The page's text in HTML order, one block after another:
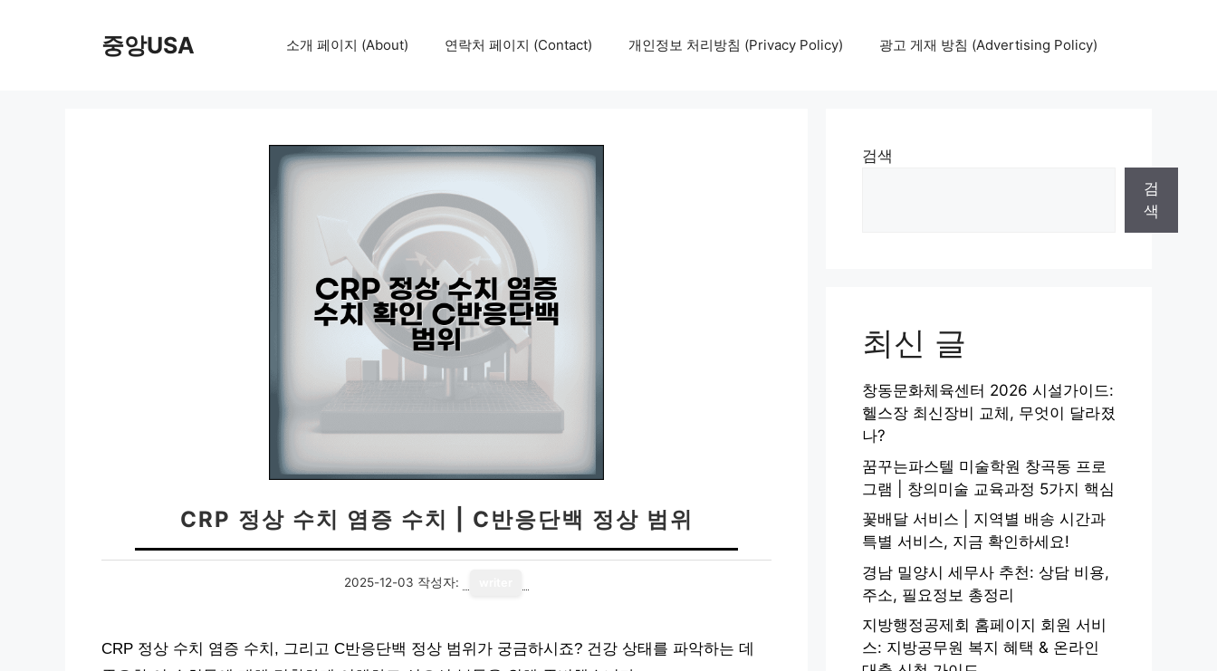
중앙USA 소개 페이지 (About) 연락처 페이지 (Contact) 개인정보 처리방침 (Privacy Policy) 광고 게재 방침 (Advertising Policy)
CRP 정상 수치 염증 수치 | C반응단백 정상 범위
2025-12-03 작성자:
CRP 정상 수치 염증 수치, 그리고 C반응단백 정상 범위가 궁금하시죠? 건강 상태를 파악하는 데
검색
검
색
최신 글
창동문화체육센터 2026 시설가이드:
헬스장 최신장비 교체, 무엇이 달라졌
나?
꿈꾸는파스텔 미술학원 창곡동 프로
그램 | 창의미술 교육과정 5가지 핵심
꽃배달 서비스 | 지역별 배송 시간과
특별 서비스, 지금 확인하세요!
경남 밀양시 세무사 추천: 상담 비용,
주소, 필요정보 총정리
지방행정공제회 홈페이지 회원 서비
스: 지방공무원 복지 혜택 & 온라인